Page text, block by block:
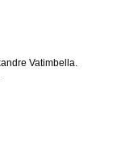
Vatimbella.